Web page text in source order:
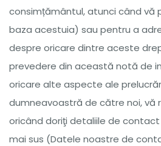
consimțământul, atunci când vă
baza acestuia) sau pentru a
despre oricare dintre aceste
prevedere din această notă de
oricare alte aspecte ale
dumneavoastră de către noi, vă
oricând doriţi detaliile de contact
mai sus (Datele noastre de